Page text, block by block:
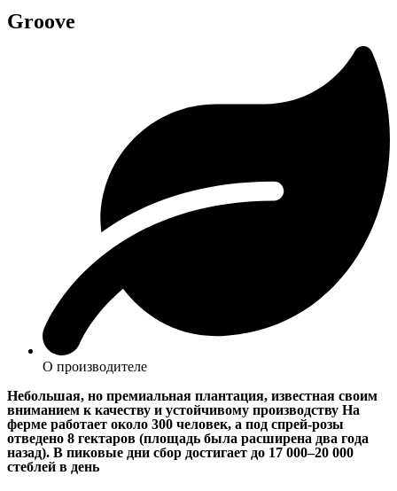
Groove
О производителе
Небольшая, но премиальная плантация, известная своим
вниманием к качеству и устойчивому производству На
ферме работает около 300 человек, а под спрей-розы
отведено 8 гектаров (площадь была расширена два года
назад). В пиковые дни сбор достигает до 17 000–20 000
стеблей в день